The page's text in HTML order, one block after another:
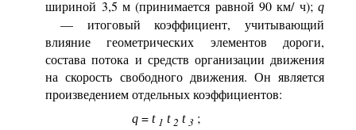
шириной 3,5 м (принимается равной 90 км/ч);q
—
итоговый коэффициент, учитывающий
влияние геометрических элементов дороги,
состава потока и средств организации движения
на скорость свободного движения. Он является
произведением отдельных коэффициентов:
q = t 1 t 2 t 3 ;